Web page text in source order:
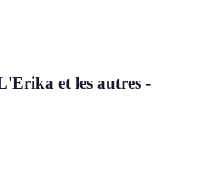
et les autres -